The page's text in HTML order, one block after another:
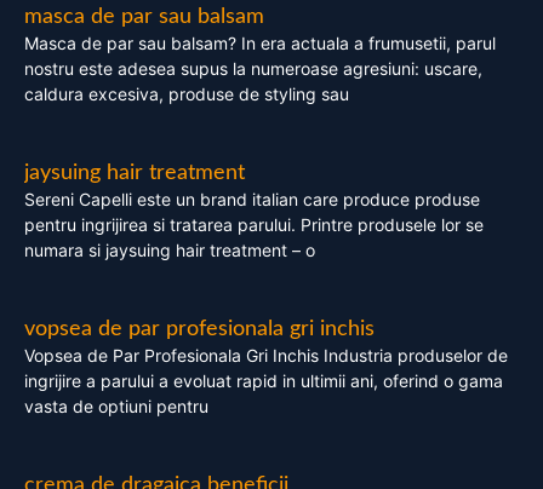
masca de par sau balsam
Masca de par sau balsam? In era actuala a frumusetii, parul
nostru este adesea supus la numeroase agresiuni: uscare,
caldura excesiva, produse de styling sau
jaysuing hair treatment
Sereni Capelli este un brand italian care produce produse
pentru ingrijirea si tratarea parului. Printre produsele lor se
numara si jaysuing hair treatment – o
vopsea de par profesionala gri inchis
Vopsea de Par Profesionala Gri Inchis Industria produselor de
ingrijire a parului a evoluat rapid in ultimii ani, oferind o gama
vasta de optiuni pentru